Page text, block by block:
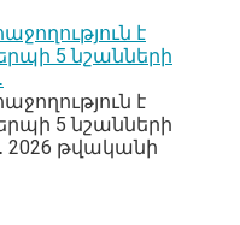
է
5 նշանների
է
5 նշանների
2026 թվականի